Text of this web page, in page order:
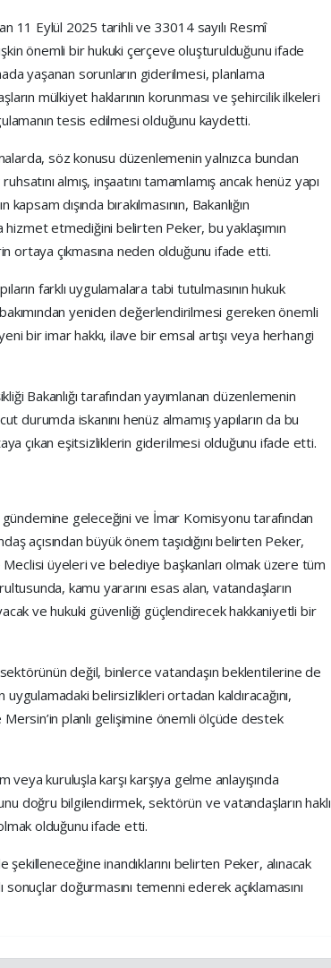
11 Eylül 2025 tarihli ve 33014 sayılı Resmî
önemli bir hukuki çerçeve oluşturulduğunu ifade
yaşanan sorunların giderilmesi, planlama
mülkiyet haklarının korunması ve şehircilik ilkeleri
tesis edilmesi olduğunu kaydetti.
söz konusu düzenlemenin yalnızca bundan
almış, inşaatını tamamlamış ancak henüz yapı
dışında bırakılmasının, Bakanlığın
etmediğini belirten Peker, bu yaklaşımın
ortaya çıkmasına neden olduğunu ifade etti.
farklı uygulamalara tabi tutulmasının hukuk
yeniden değerlendirilmesi gereken önemli
bir imar hakkı, ilave bir emsal artışı veya herhangi
Bakanlığı tarafından yayımlanan düzenlemenin
durumda iskanını henüz almamış yapıların da bu
çıkan eşitsizliklerin giderilmesi olduğunu ifade etti.
geleceğini ve İmar Komisyonu tarafından
açısından büyük önem taşıdığını belirten Peker,
üyeleri ve belediye başkanları olmak üzere tüm
kamu yararını esas alan, vatandaşların
ve hukuki güvenliği güçlendirecek hakkaniyetli bir
sektörünün değil, binlerce vatandaşın beklentilerine de
belirsizlikleri ortadan kaldıracağını,
Mersin’in planlı gelişimine önemli ölçüde destek
kuruluşla karşı karşıya gelme anlayışında
doğru bilgilendirmek, sektörün ve vatandaşların haklı
olduğunu ifade etti.
inandıklarını belirten Peker, alınacak
doğurmasını temenni ederek açıklamasını